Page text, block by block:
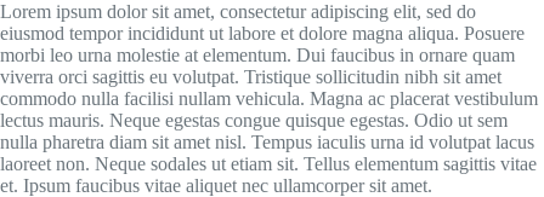
Lorem ipsum dolor sit amet, consectetur adipiscing elit, sed do
eiusmod tempor incididunt ut labore et dolore magna aliqua. Posuere
morbi leo urna molestie at elementum. Dui faucibus in ornare quam
viverra orci sagittis eu volutpat. Tristique sollicitudin nibh sit amet
commodo nulla facilisi nullam vehicula. Magna ac placerat vestibulum
lectus mauris. Neque egestas congue quisque egestas. Odio ut sem
nulla pharetra diam sit amet nisl. Tempus iaculis urna id volutpat lacus
laoreet non. Neque sodales ut etiam sit. Tellus elementum sagittis vitae
et. Ipsum faucibus vitae aliquet nec ullamcorper sit amet.